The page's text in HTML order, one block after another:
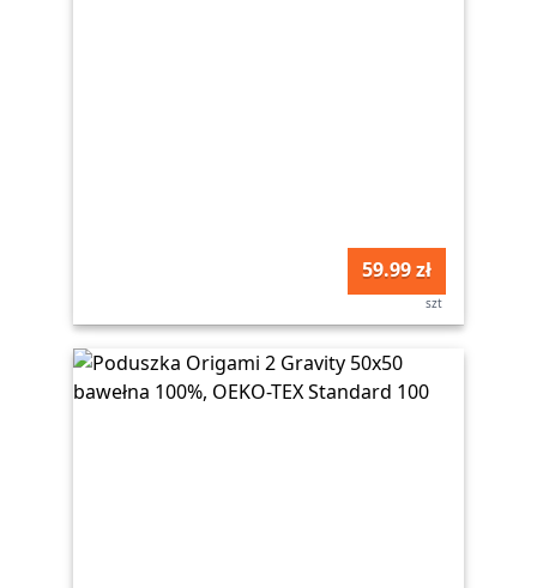
59.99 zł
szt